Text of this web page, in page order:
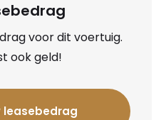
voor dit voertuig.
ook geld!
leasebedrag